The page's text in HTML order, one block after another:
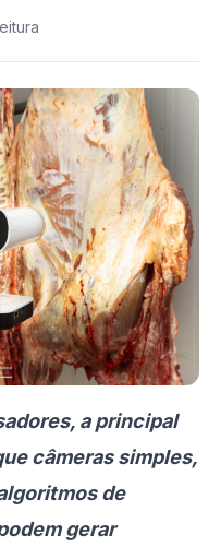
a principal
câmeras simples,
de
gerar